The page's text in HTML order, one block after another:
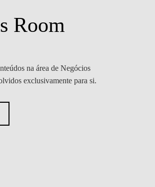
Room
na áreade Negócios
exclusivamente para si.